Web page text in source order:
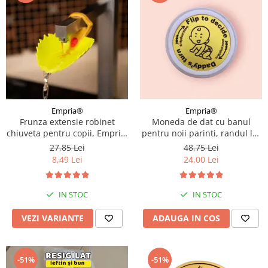
Empria®
Frunza extensie robinet
chiuveta pentru copii, Empria,
Diverse culori
27,85 Lei
8,49 Lei
IN STOC
VEZI VARIANTE
Empria®
Moneda de dat cu banul
pentru noii parinti, randul lui
Mami sau al lui Tati, cadou
amuzant proaspetii parinti,
Empria, engleza
48,75 Lei
24,00 Lei
IN STOC
ADAUGA IN COS
-51% -51%